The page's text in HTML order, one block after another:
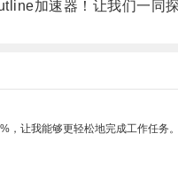
加速器！让我们一同探
，让我能够更轻松地完成工作任务